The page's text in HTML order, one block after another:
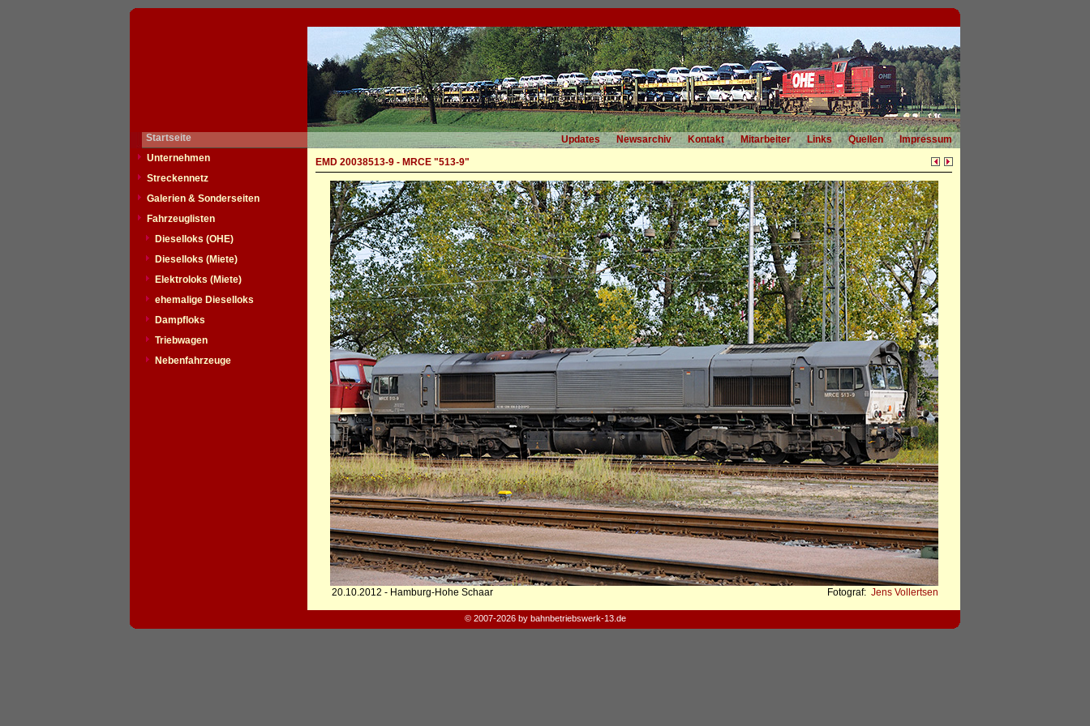
Startseite Updates Newsarchiv Kontakt Mitarbeiter Links Quellen
Impressum
Unternehmen
Streckennetz
Galerien & Sonderseiten
Fahrzeuglisten
Dieselloks (OHE)
Dieselloks (Miete)
Elektroloks (Miete)
ehemalige Dieselloks
Dampfloks
Triebwagen
Nebenfahrzeuge
EMD 20038513-9 - MRCE "513-9"
20.10.2012 - Hamburg-Hohe Schaar Fotograf: Jens Vollertsen
© 2007-2026 by bahnbetriebswerk-13.de